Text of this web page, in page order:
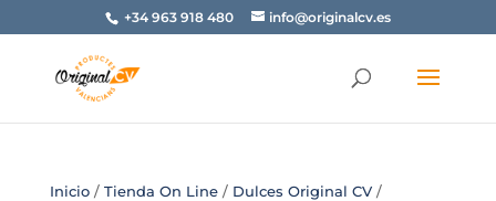
+34 963 918 480 info@originalcv.es
Inicio/ Tienda On Line/ Dulces Original CV/